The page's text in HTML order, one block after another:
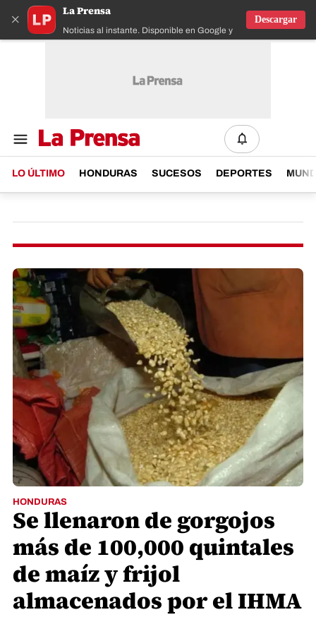
×
La Prensa
Noticias al instante. Disponible en Google y IOS
Descargar
LO ÚLTIMO HONDURAS SUCESOS DEPORTES
HONDURAS
Se llenaron de gorgojos
más de 100,000 quintales
de maíz y frijol
almacenados por el IHMA